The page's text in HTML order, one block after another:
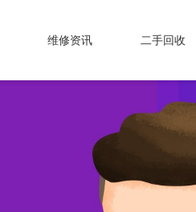
维修资讯 二手回收